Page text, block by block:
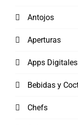
Antojos
Aperturas
Apps Digitales
Bebidas y
Chefs